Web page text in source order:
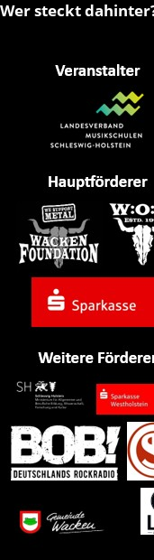
Wer steckt